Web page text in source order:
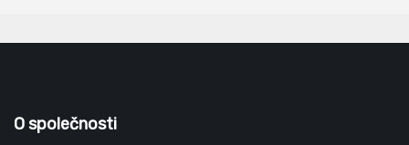
O společnosti